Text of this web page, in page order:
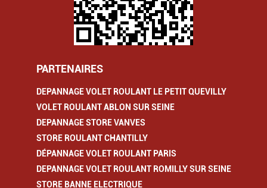
PARTENAIRES
DEPANNAGE VOLET ROULANT LE PETIT QUEVILLY
VOLET ROULANT ABLON SUR SEINE
DEPANNAGE STORE VANVES
STORE ROULANT CHANTILLY
DÉPANNAGE VOLET ROULANT PARIS
DEPANNAGE VOLET ROULANT ROMILLY SUR SEINE
STORE BANNE ELECTRIQUE